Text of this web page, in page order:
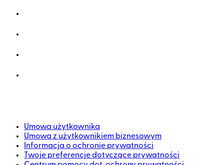
Umowa użytkownika
Umowa z użytkownikiem biznesowym
Informacja o ochronie prywatności
Twoje preferencje dotyczące prywatności